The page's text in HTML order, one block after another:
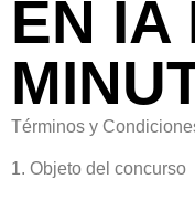
EN IA
Términos y
1. Objeto del concurso